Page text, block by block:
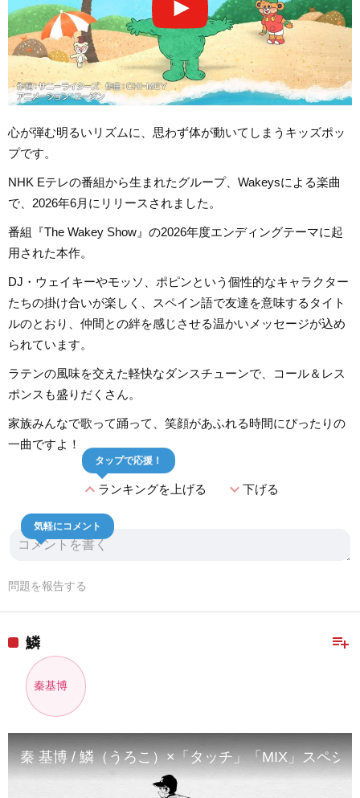
心が弾む明るいリズムに、思わず体が動いてしまうキッズポッ
プです。
NHK Eテレの番組から生まれたグループ、Wakeysによる楽曲
で、2026年6月にリリースされました。
番組『The Wakey Show』の2026年度エンディングテーマに起
用された本作。
DJ・ウェイキーやモッソ、ポピンという個性的なキャラクター
たちの掛け合いが楽しく、スペイン語で友達を意味するタイト
ルのとおり、仲間との絆を感じさせる温かいメッセージが込め
られています。
ラテンの風味を交えた軽快なダンスチューンで、コール＆レス
ポンスも盛りだくさん。
家族みんなで歌って踊って、笑顔があふれる時間にぴったりの
一曲ですよ！
expand_lessランキングを上げる
タップで応援！
expand_more下げる
気軽にコメント
問題を報告する
playlist_add
鱗
秦基博
秦 基博 / 鱗（うろこ）×「タッチ」「MIX」スペシ